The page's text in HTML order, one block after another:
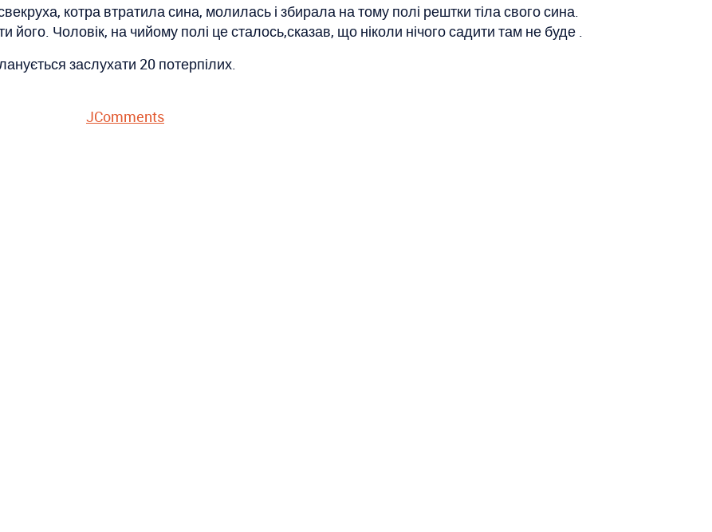
котра втратила сина, молилась і збирала на тому полі рештки тіла свого сина.
Чоловік, на чийому полі це сталось,сказав, що ніколи нічого садити там не буде .
заслухати 20 потерпілих.
JComments